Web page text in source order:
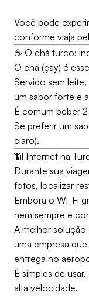
Você pode
conforme viaja
☕ O chá turco:
O chá (çay) é
Servido sem
um sabor forte e
É comum beber
Se preferir um
claro).
📶 Internet na
Durante sua
fotos, localizar
Embora o Wi-Fi
nem sempre é
A melhor solução
uma empresa
entrega no
É simples de
alta velocidade.